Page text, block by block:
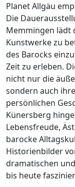
Planet Allgäu
Die
Memmingen lädt
Kunstwerke zu
des Barocks
Zeit zu erleben.
nicht nur die
sondern auch
persönlichen
Künersberg
Lebensfreude,
barocke
Historienbilder
dramatischen
bis heute